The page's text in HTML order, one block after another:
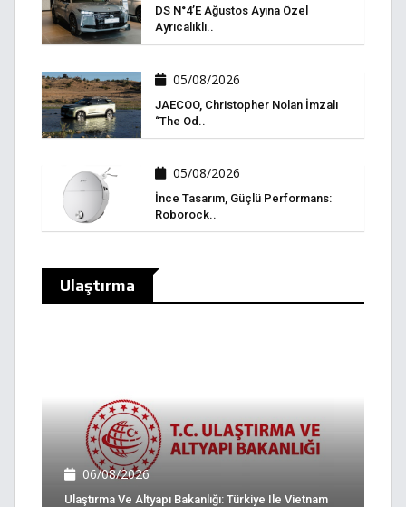
DS N°4’e Ağustos Ayına Özel
Ayrıcalıklı..
05/08/2026
JAECOO, Christopher Nolan İmzalı
“The Od..
05/08/2026
İnce Tasarım, Güçlü Performans:
Roborock..
Ulaştırma
06/08/2026
Ulaştırma Ve Altyapı Bakanlığı: Türkiye Ile Vietnam